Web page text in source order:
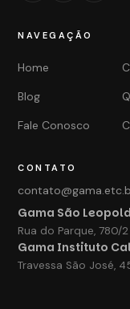
NAVEGAÇÃO
Home
Blog
Fale Conosco
CONTATO
Gama São
Rua do Parque, 780/
Gama Instituto
Travessa São José,